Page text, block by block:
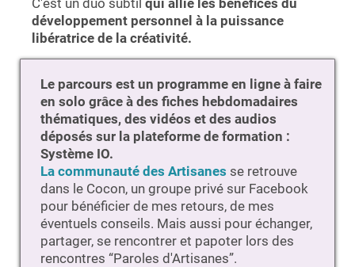
développement personnel à la puissance
libératrice de la créativité.
Le parcours est un programme en ligne à faire
en solo grâce à des fiches hebdomadaires
thématiques, des vidéos et des audios
déposés sur la plateforme de formation :
Système IO.
La communauté des Artisanes se retrouve
dans le Cocon, un groupe privé sur Facebook
pour bénéficier de mes retours, de mes
éventuels conseils. Mais aussi pour échanger,
partager, se rencontrer et papoter lors des
rencontres “Paroles d'Artisanes”.